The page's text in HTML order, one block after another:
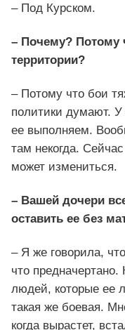
– Под Курском.
– Почему? Потому
территории?
– Потому что бои
политики думают.
ее выполняем.
там некогда.
может измениться.
– Вашей дочери
оставить ее без
– Я же говорила,
что
людей, которые ее
такая же боевая.
когда вырастет,